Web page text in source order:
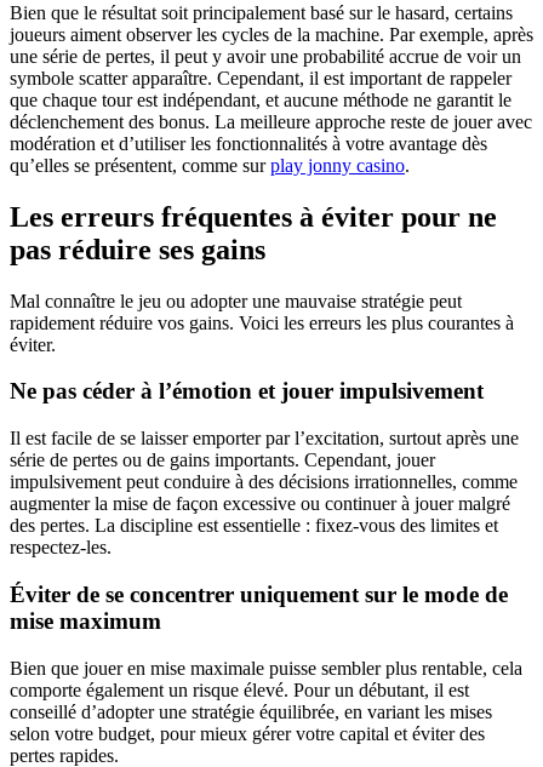
Bien que le résultat soit principalement basé sur le hasard, certains
joueurs aiment observer les cycles de la machine. Par exemple, après
une série de pertes, il peut y avoir une probabilité accrue de voir un
symbole scatter apparaître. Cependant, il est important de rappeler
que chaque tour est indépendant, et aucune méthode ne garantit le
déclenchement des bonus. La meilleure approche reste de jouer avec
modération et d’utiliser les fonctionnalités à votre avantage dès
qu’elles se présentent, comme surplay jonny casino.
Les erreurs fréquentes à éviter pour ne
pas réduire ses gains
Mal connaître le jeu ou adopter une mauvaise stratégie peut
rapidement réduire vos gains. Voici les erreurs les plus courantes à
éviter.
Ne pas céder à l’émotion et jouer impulsivement
Il est facile de se laisser emporter par l’excitation, surtout après une
série de pertes ou de gains importants. Cependant, jouer
impulsivement peut conduire à des décisions irrationnelles, comme
augmenter la mise de façon excessive ou continuer à jouer malgré
des pertes. La discipline est essentielle : fixez-vous des limites et
respectez-les.
Éviter de se concentrer uniquement sur le mode de
mise maximum
Bien que jouer en mise maximale puisse sembler plus rentable, cela
comporte également un risque élevé. Pour un débutant, il est
conseillé d’adopter une stratégie équilibrée, en variant les mises
selon votre budget, pour mieux gérer votre capital et éviter des
pertes rapides.